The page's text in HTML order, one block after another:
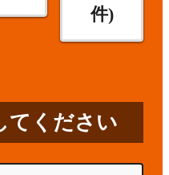
件)
てください